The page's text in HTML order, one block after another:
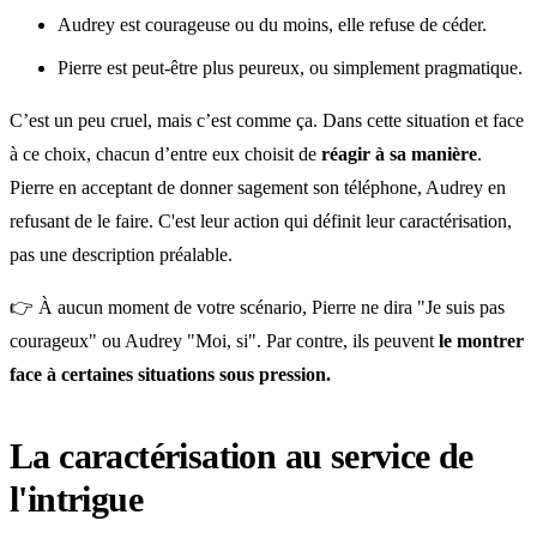
Audrey est courageuse ou du moins, elle refuse de céder.
Pierre est peut-être plus peureux, ou simplement pragmatique.
C’est un peu cruel, mais c’est comme ça. Dans cette situation et face
à ce choix, chacun d’entre eux choisit de réagir à sa manière.
Pierre en acceptant de donner sagement son téléphone, Audrey en
refusant de le faire. C'est leur action qui définit leur caractérisation,
pas une description préalable.
👉 À aucun moment de votre scénario, Pierre ne dira "Je suis pas
courageux" ou Audrey "Moi, si". Par contre, ils peuventle montrer
face à certaines situations sous pression.
La caractérisation au service de
l'intrigue